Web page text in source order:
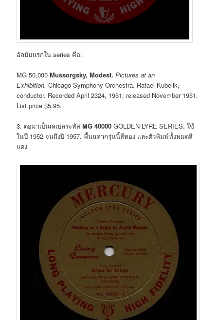
อัลบัมแรกใน series คือ:
MG 50,000Mussorgsky, Modest. Pictures at an
Exhibition. Chicago Symphony Orchestra. Rafael Kubelik,
conductor. Recorded April 23­24, 1951; released November 1951.
List price $5.95.
3. ต่อมาเป็นเลเบลระหัสMG 40000 GOLDEN LYRE SERIES. ใช้
ในปี 1952 จนถึงปี 1957. พื้นฉลากรุ่นนี้สีทอง และตัวพิมพ์ทั้งหมดสี
แดง